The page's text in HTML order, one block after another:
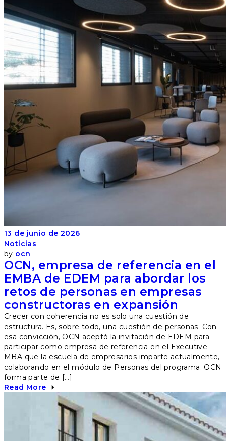
13 de junio de 2026
Noticias
by ocn
OCN, empresa de referencia en el
EMBA de EDEM para abordar los
retos de personas en empresas
constructoras en expansión
Crecer con coherencia no es solo una cuestión de
estructura. Es, sobre todo, una cuestión de personas. Con
esa convicción, OCN aceptó la invitación de EDEM para
participar como empresa de referencia en el Executive
MBA que la escuela de empresarios imparte actualmente,
colaborando en el módulo de Personas del programa. OCN
forma parte de […]
Read More